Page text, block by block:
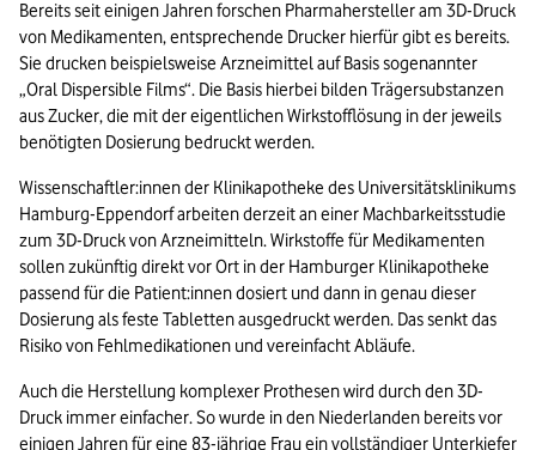
Bereits seit einigen Jahren forschen Pharmahersteller am 3D-Druck
von Medikamenten, entsprechende Drucker hierfür gibt es bereits.
Sie drucken beispielsweise Arzneimittel auf Basis sogenannter
„Oral Dispersible Films“. Die Basis hierbei bilden Trägersubstanzen
aus Zucker, die mit der eigentlichen Wirkstofflösung in der jeweils
benötigten Dosierung bedruckt werden.
Wissenschaftler:innen der Klinikapotheke des Universitätsklinikums
Hamburg-Eppendorf arbeiten derzeit an einer Machbarkeitsstudie
zum 3D-Druck von Arzneimitteln. Wirkstoffe für Medikamenten
sollen zukünftig direkt vor Ort in der Hamburger Klinikapotheke
passend für die Patient:innen dosiert und dann in genau dieser
Dosierung als feste Tabletten ausgedruckt werden. Das senkt das
Risiko von Fehlmedikationen und vereinfacht Abläufe.
Auch die Herstellung komplexer Prothesen wird durch den 3D-
Druck immer einfacher. So wurde in den Niederlanden bereits vor
einigen Jahren für eine 83-jährige Frau ein vollständiger Unterkiefer